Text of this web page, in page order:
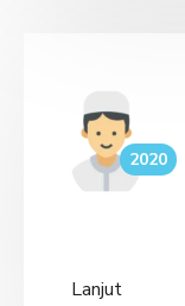
2020
Lanjut